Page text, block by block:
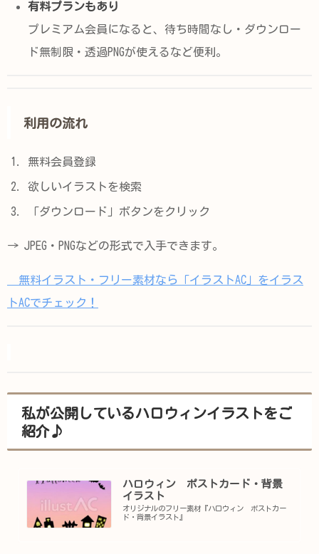
有料プランもあり
プレミアム会員になると、待ち時間なし・ダウンロー
ド無制限・透過PNGが使えるなど便利。
利用の流れ
無料会員登録
欲しいイラストを検索
「ダウンロード」ボタンをクリック
→ JPEG・PNGなどの形式で入手できます。
無料イラスト・フリー素材なら「イラストAC」をイラス
トACでチェック！
私が公開しているハロウィンイラストをご
紹介♪
ハロウィン ポストカード・背景
イラスト
オリジナルのフリー素材『ハロウィン ポストカー
ド・背景イラスト』